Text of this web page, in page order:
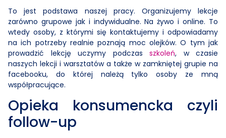
To jest podstawa naszej pracy. Organizujemy lekcje
zarówno grupowe jak i indywidualne. Na żywo i online. To
wtedy osoby, z którymi się kontaktujemy i odpowiadamy
na ich potrzeby realnie poznają moc olejków. O tym jak
prowadzić lekcję uczymy podczas szkoleń, w czasie
naszych lekcji i warsztatów a także w zamkniętej grupie na
facebooku, do której należą tylko osoby ze mną
współpracujące.
Opieka konsumencka czyli
follow-up